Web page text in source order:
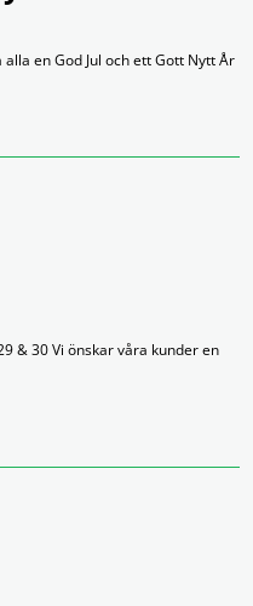
en God Jul och ett Gott Nytt År
& 30 Vi önskar våra kunder en